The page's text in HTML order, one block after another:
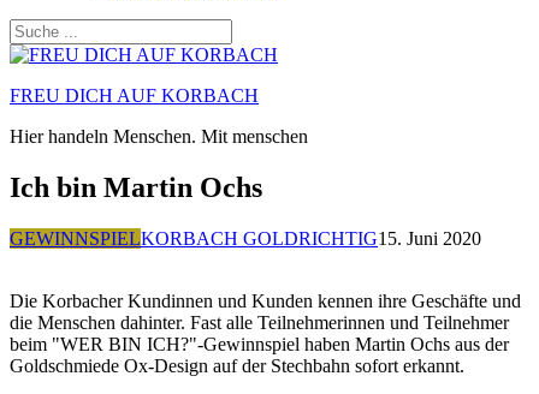
FREU DICH AUF KORBACH
Hier handeln Menschen. Mit menschen
Ich bin Martin Ochs
GEWINNSPIELKORBACH GOLDRICHTIG15. Juni 2020
Die Korbacher Kundinnen und Kunden kennen ihre Geschäfte und
die Menschen dahinter. Fast alle Teilnehmerinnen und Teilnehmer
beim "WER BIN ICH?"-Gewinnspiel haben Martin Ochs aus der
Goldschmiede Ox-Design auf der Stechbahn sofort erkannt.